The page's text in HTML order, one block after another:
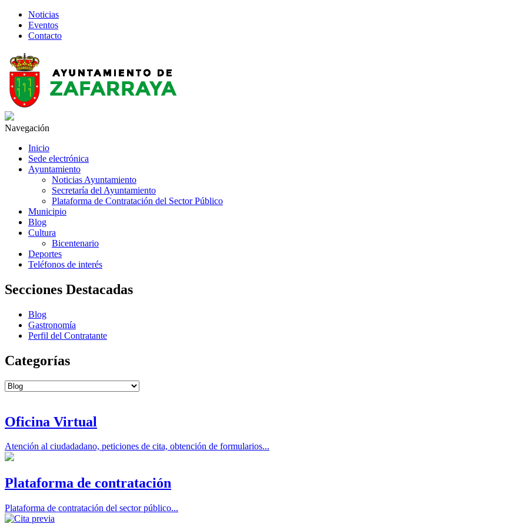
Noticias
Eventos
Contacto
Navegación
Inicio
Sede electrónica
Ayuntamiento
Noticias Ayuntamiento
Secretaría del Ayuntamiento
Plataforma de Contratación del Sector Público
Municipio
Blog
Cultura
Bicentenario
Deportes
Teléfonos de interés
Secciones Destacadas
Blog
Gastronomía
Perfil del Contratante
Categorías
Categorías
Oficina Virtual
Atención al ciudadadano, peticiones de cita, obtención de formularios...
Plataforma de contratación
Plataforma de contratación del sector público...